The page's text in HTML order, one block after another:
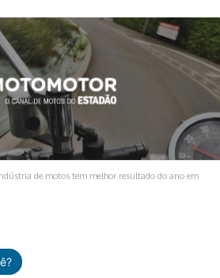
de motos tem melhor resultado do ano em